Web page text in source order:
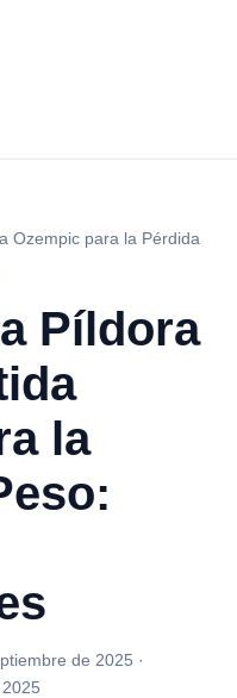
Ozempic para la Pérdida
Píldora
la
de 2025 ·